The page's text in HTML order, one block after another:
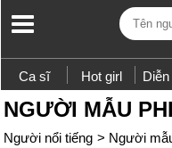
Ca sĩ Hot girl
NGƯỜI MẪU
Người nổi tiếng > Người